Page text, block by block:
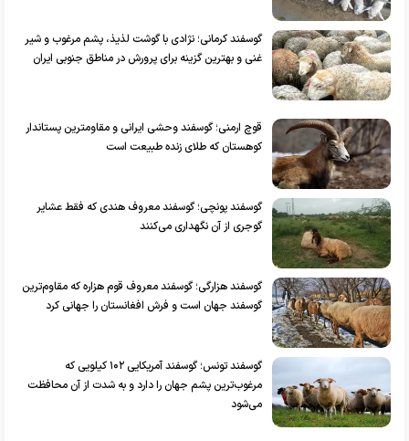
گوسفند کرمانی؛ نژادی با گوشت لذیذ، پشم مرغوب و شیر
غنی و بهترین گزینه برای پرورش در مناطق جنوبی ایران
قوچ ارمنی؛ گوسفند وحشی ایرانی و مقاومترین پستاندار
کوهستان که طلای زنده طبیعت است
گوسفند پونچی؛ گوسفند معروف هندی که فقط عشایر
گوجری از آن نگهداری می‌کنند
گوسفند هزارگی؛ گوسفند معروف قوم هزاره که مقاوم‌ترین
گوسفند جهان است و فرش افغانستان را جهانی کرد
گوسفند تونس؛ گوسفند آمریکایی ۱۰۲ کیلویی که
مرغوب‌ترین پشم جهان را دارد و به شدت از آن محافظت
می‌شود